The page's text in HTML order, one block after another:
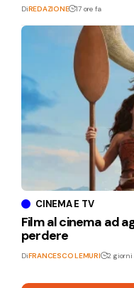
DiREDAZIONE 17 ore fa
CINEMA E TV
Film al cinema ad
perdere
DiFRANCESCO LEMURI 2 giorni